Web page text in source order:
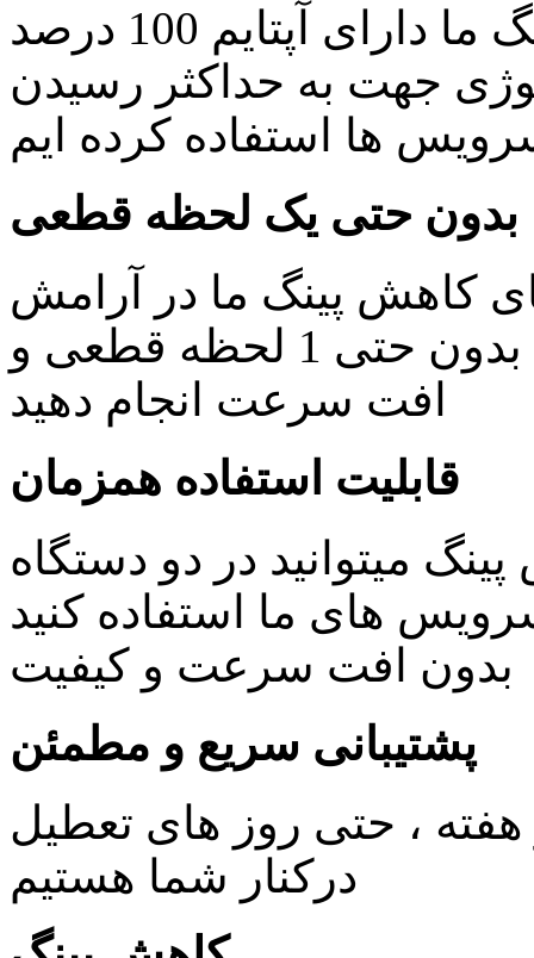
کلیه سرویس های کاهش پینگ ما دارای آپتایم 100 درصد
جهت به حداکثر رسیدن
ها استفاده کرده ایم
بدون حتی یک لحظه قطعی
کاهش پینگ ما در آرامش
خاطر کار های روزمره خود را بدون حتی 1 لحظه قطعی و
افت سرعت انجام دهید
قابلیت استفاده همزمان
میتوانید در دو دستگاه
های ما استفاده کنید
بدون افت سرعت و کیفیت
پشتیبانی سریع و مطمئن
24 ساعته در 7 روز هفته ، حتی روز های تعطیل
درکنار شما هستیم